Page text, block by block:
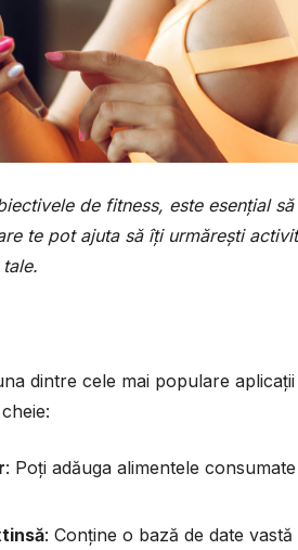
de fitness, este esențial
te pot ajuta să îți urmărești
dintre cele mai populare
: Poți adăuga alimentele
: Conține o bază de date